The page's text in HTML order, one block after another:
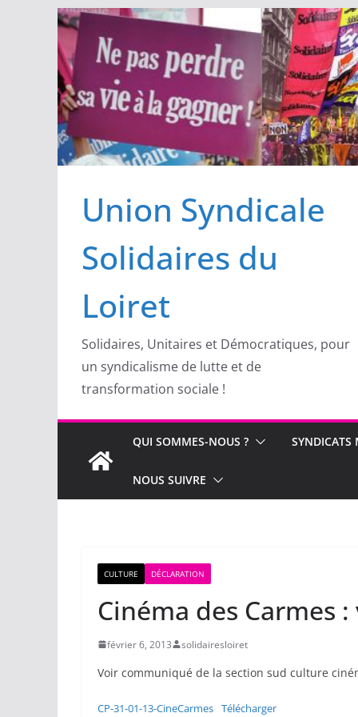
Passer
au
contenu
Union Syndicale
Solidaires du
Loiret
Solidaires, Unitaires et Démocratiques, pour
un syndicalisme de lutte et de
transformation sociale !
QUI SOMMES-NOUS ? SYNDICATS
NOUS SUIVRE
CULTURE DÉCLARATION
Cinéma des Carmes
février 6, 2013 solidairesloiret
Voir communiqué de la section sud culture
CP-31-01-13-CineCarmes Télécharger